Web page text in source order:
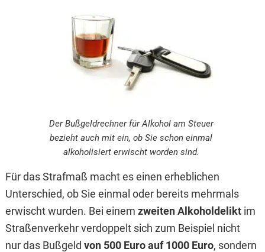
Der Bußgeldrechner für Alkohol am Steuer
bezieht auch mit ein, ob Sie schon einmal
alkoholisiert erwischt worden sind.
Für das Strafmaß macht es einen erheblichen
Unterschied, ob Sie einmal oder bereits mehrmals
erwischt wurden. Bei einem zweiten Alkoholdeliktim
Straßenverkehr verdoppelt sich zum Beispiel nicht
nur das Bußgeld von 500 Euro auf 1000 Euro, sondern